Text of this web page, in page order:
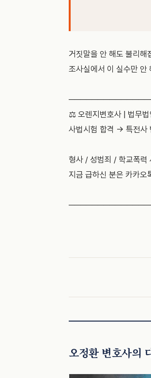
거짓말을 안 해도 불리해
조사실에서 이 실수만 안
⚖️ 오렌지변호사 | 법무
사법시험 합격 → 특전
형사 / 성범죄 / 학교폭력
지금 급하신 분은 카카오
오정환 변호사의